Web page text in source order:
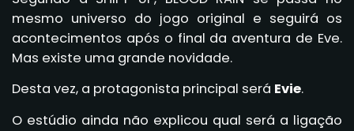
mesmo universo do jogo original e seguirá os
acontecimentos após o final da aventura de Eve.
Mas existe uma grande novidade.
Desta vez, a protagonista principal será Evie.
O estúdio ainda não explicou qual será a ligação